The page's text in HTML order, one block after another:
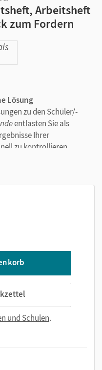
Arbeitsheft
zum Fordern
Lösung
zu den Schüler/-
entlasten Sie als
Ihrer
zu kontrollieren.
im DIN-A4-Format auch
und Schulen.